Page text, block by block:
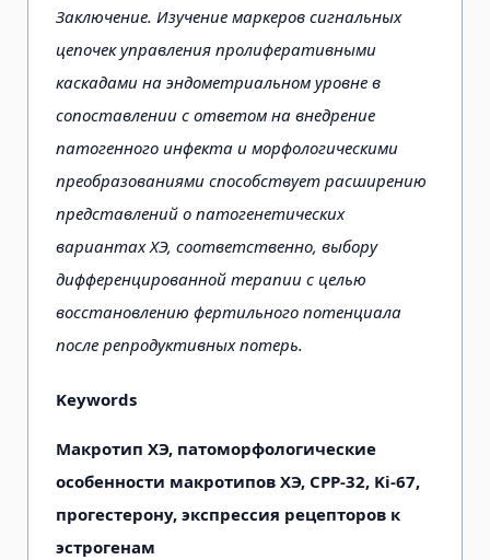
Заключение. Изучение маркеров сигнальных
цепочек управления пролиферативными
каскадами на эндометриальном уровне в
сопоставлении с ответом на внедрение
патогенного инфекта и морфологическими
преобразованиями способствует расширению
представлений о патогенетических
вариантах ХЭ, соответственно, выбору
дифференцированной терапии с целью
восстановлению фертильного потенциала
после репродуктивных потерь.
Keywords
Макротип ХЭ, патоморфологические
особенности макротипов ХЭ, CPP-32, Ki-67,
прогестерону, экспрессия рецепторов к
эстрогенам